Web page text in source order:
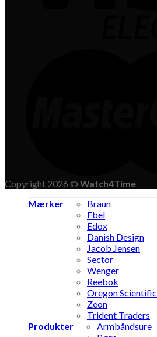
Copyright 2026 © Watch4Time
Mærker
Braun
Ebel
Edox
Danish Design
Jacob Jensen
Sector
Wenger
Reebok
Oregon Scientific
Zeon
Trident Traders
Produkter
Armbåndsure